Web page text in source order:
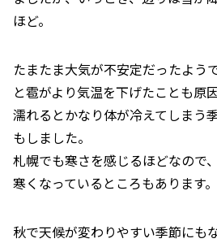
ほど。
たまたま大気が不安定だったよう
と雹がより気温を下げたことも原
濡れるとかなり体が冷えてしまう
もしました。
札幌でも寒さを感じるほどなので
寒くなっているところもあります。
秋で天候が変わりやすい季節にも